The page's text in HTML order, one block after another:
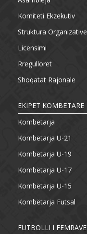
Komiteti Ekzekutiv
Struktura Organizative
Licensimi
Rregulloret
Shoqatat Rajonale
EKIPET KOMBËTARE
Kombëtarja
Kombëtarja U-21
Kombëtarja U-19
Kombëtarja U-17
Kombëtarja U-15
Kombëtarja Futsal
FUTBOLLI I FEMRAVE